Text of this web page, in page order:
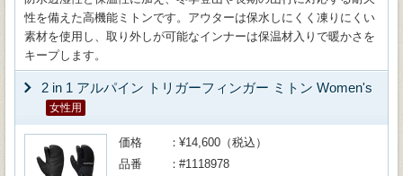
性を備えた高機能ミトンです。アウターは保水しにくく凍りにくい
素材を使用し、取り外しが可能なインナーは保温材入りで暖かさを
キープします。
2 in 1 アルパイン トリガーフィンガー ミトン Women's
女性用
価格
¥14,600（税込）
品番
#1118978